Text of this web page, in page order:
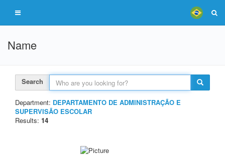
Name
Search
Department: DEPARTAMENTO DE ADMINISTRAÇÃO E
SUPERVISÃO ESCOLAR
Results: 14